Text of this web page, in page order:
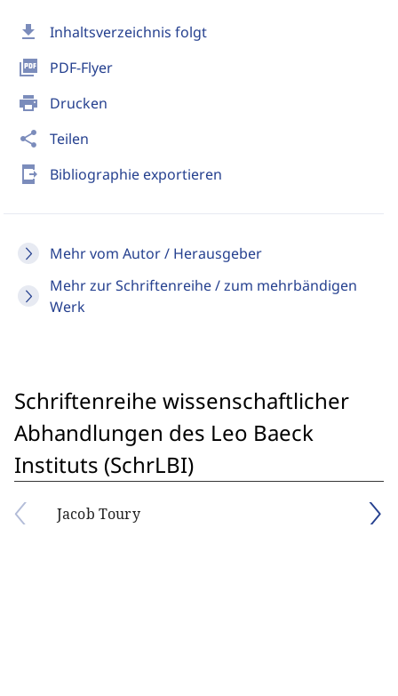
download Inhaltsverzeichnis folgt
picture_as_pdf PDF-Flyer
print Drucken
share Teilen
send_to_mobile Bibliographie exportieren
Mehr vom Autor / Herausgeber
Mehr zur Schriftenreihe / zum mehrbändigen
Werk
Schriftenreihe wissenschaftlicher
Abhandlungen des Leo Baeck
Instituts (SchrLBI)
Jacob Toury